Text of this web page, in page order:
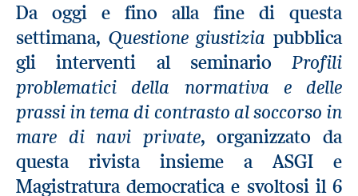
Da oggi e fino alla fine di questa
settimana, Questione giustizia pubblica
gli interventi al seminario Profili
problematici della normativa e delle
prassi in tema di contrasto al soccorso in
mare di navi private, organizzato da
questa rivista insieme a ASGI e
Magistratura democratica e svoltosi il 6